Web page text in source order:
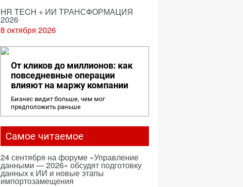
HR TECH + ИИ ТРАНСФОРМАЦИЯ
2026
8 октября 2026
От кликов до миллионов: как
повседневные операции
влияют на маржу компании
Бизнес видит больше, чем мог
предположить раньше
Самое читаемое
24 сентября на форуме «Управление
данными — 2026» обсудят подготовку
данных к ИИ и новые этапы
импортозамещения